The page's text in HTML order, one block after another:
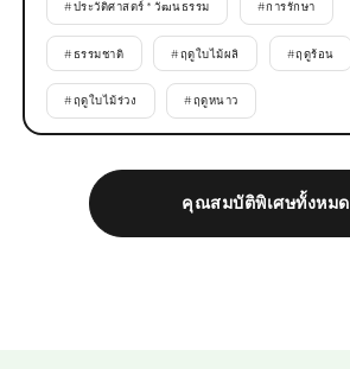
คุณสมบัติพิเศษทั้งหมด
#ประวัติศาสตร์ * วัฒนธรรม #การรักษา
#ธรรมชาติ #ฤดูใบไม้ผลิ #ฤดูร้อน
#ฤดูใบไม้ร่วง #ฤดูหนาว